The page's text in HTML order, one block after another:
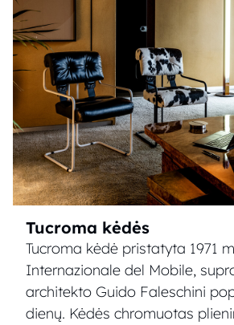
Tucroma kėdės
Tucroma kėdė pristatyta 1971
Internazionale del Mobile,
architekto Guido Faleschini
dienų. Kėdės chromuotas